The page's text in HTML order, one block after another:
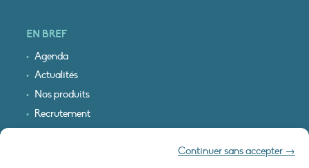
Continuer sans accepter →
EN BREF
Agenda
Actualités
Nos produits
Recrutement
Recevoir nos infos